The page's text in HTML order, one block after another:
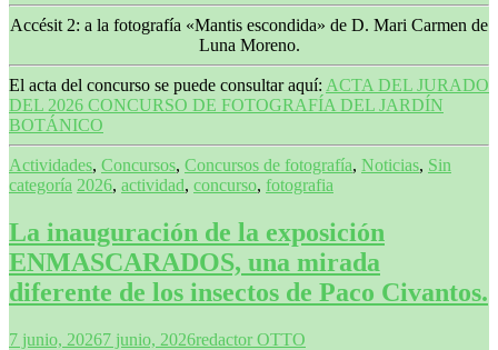
Accésit 2: a la fotografía «Mantis escondida» de D. Mari Carmen de
Luna Moreno.
El acta del concurso se puede consultar aquí: ACTA DEL JURADO
DEL 2026 CONCURSO DE FOTOGRAFÍA DEL JARDÍN
BOTÁNICO
Actividades, Concursos, Concursos de fotografía, Noticias, Sin
categoría 2026, actividad, concurso, fotografia
La inauguración de la exposición
ENMASCARADOS, una mirada
diferente de los insectos de Paco Civantos.
7 junio, 20267 junio, 2026redactor OTTO